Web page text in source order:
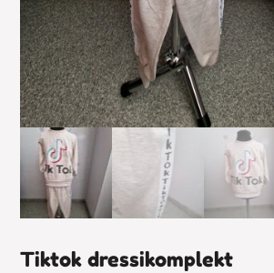
Tiktok dressikomplekt